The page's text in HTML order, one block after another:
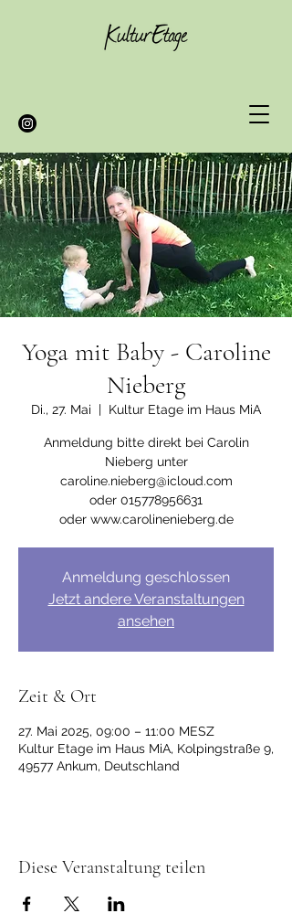
Yoga mit Baby - Caroline
Nieberg
Di., 27. Mai
  |
Kultur Etage im Haus MiA
Anmeldung bitte direkt bei Carolin
Nieberg unter
caroline.nieberg@icloud.com
oder 015778956631
oder www.carolinenieberg.de
Anmeldung geschlossen
Jetzt andere Veranstaltungen
ansehen
Zeit & Ort
27. Mai 2025, 09:00 – 11:00 MESZ
Kultur Etage im Haus MiA, Kolpingstraße 9,
49577 Ankum, Deutschland
Diese Veranstaltung teilen